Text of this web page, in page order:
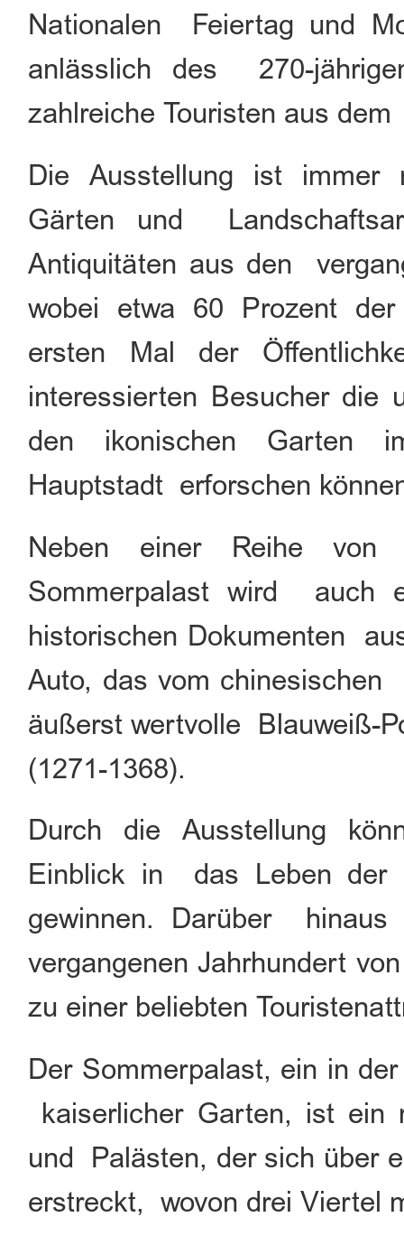
Nationalen Feiertag und
anlässlich des 270-
zahlreiche Touristen aus
Die Ausstellung ist immer
Gärten und
Antiquitäten aus den
wobei etwa 60 Prozent
ersten Mal der
interessierten Besucher die
den ikonischen Garten
Hauptstadt erforschen
Neben einer Reihe von
Sommerpalast wird auch
historischen Dokumenten
Auto, das vom
äußerst wertvolle Blauweiß-
(1271-1368).
Durch die Ausstellung
Einblick in das Leben der
gewinnen. Darüber
vergangenen Jahrhundert
zu einer beliebten
Der Sommerpalast, ein in
kaiserlicher Garten, ist ein
und Palästen, der sich über
erstreckt, wovon drei Viertel